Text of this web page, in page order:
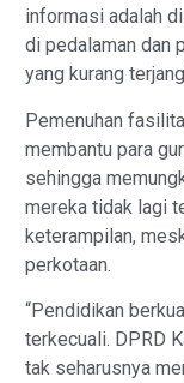
informasi adalah
di pedalaman dan
yang kurang
Pemenuhan
membantu para
sehingga
mereka tidak lagi
keterampilan,
perkotaan.
“Pendidikan
terkecuali. DPRD
tak seharusnya